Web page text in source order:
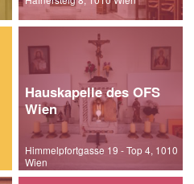
Hauskapelle des OFS
Wien
Himmelpfortgasse 19 - Top 4, 1010
Wien